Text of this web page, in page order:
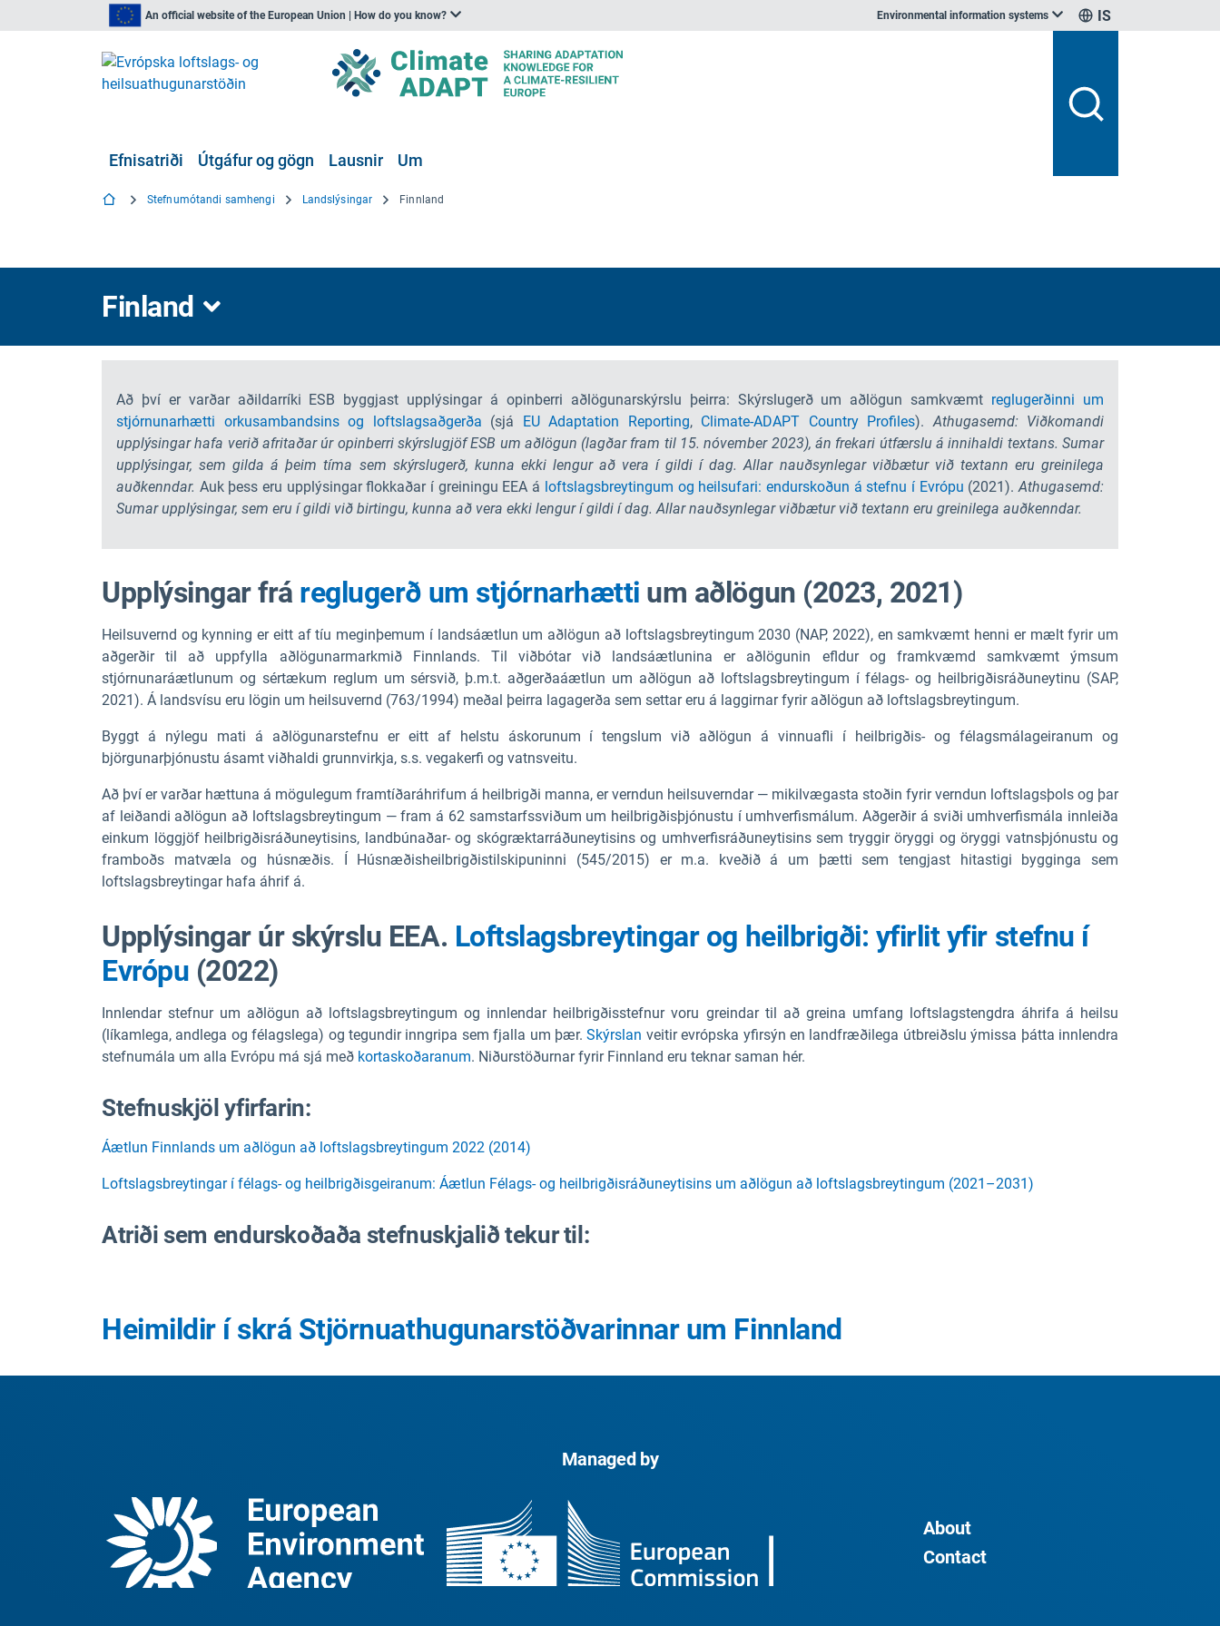
An official website of the European Union | How do you know? Environmental information systems IS
Efnisatriði Útgáfur og gögn Lausnir Um
Stefnumótandi samhengi Landslýsingar Finnland
Finland
Að því er varðar aðildarríki ESB byggjast upplýsingar á opinberri aðlögunarskýrslu þeirra: Skýrslugerð um aðlögun samkvæmt reglugerðinni um
stjórnunarhætti orkusambandsins og loftslagsaðgerða (sjá EU Adaptation Reporting, Climate-ADAPT Country Profiles).Athugasemd: Viðkomandi
upplýsingar hafa verið afritaðar úr opinberri skýrslugjöf ESB um aðlögun (lagðar fram til 15. nóvember 2023), án frekari útfærslu á innihaldi textans. Sumar
upplýsingar, sem gilda á þeim tíma sem skýrslugerð, kunna ekki lengur að vera í gildi í dag. Allar nauðsynlegar viðbætur við textann eru greinilega
auðkenndar. Auk þess eru upplýsingar flokkaðar í greiningu EEA á loftslagsbreytingum og heilsufari: endurskoðun á stefnu í Evrópu (2021).Athugasemd:
Sumar upplýsingar, sem eru í gildi við birtingu, kunna að vera ekki lengur í gildi í dag. Allar nauðsynlegar viðbætur við textann eru greinilega auðkenndar.
Upplýsingar frá reglugerð um stjórnarhætti um aðlögun (2023, 2021)
Heilsuvernd og kynning er eitt af tíu meginþemum í landsáætlun um aðlögun að loftslagsbreytingum 2030 (NAP, 2022), en samkvæmt henni er mælt fyrir um
aðgerðir til að uppfylla aðlögunarmarkmið Finnlands. Til viðbótar við landsáætlunina er aðlögunin efldur og framkvæmd samkvæmt ýmsum
stjórnunaráætlunum og sértækum reglum um sérsvið, þ.m.t. aðgerðaáætlun um aðlögun að loftslagsbreytingum í félags- og heilbrigðisráðuneytinu (SAP,
2021). Á landsvísu eru lögin um heilsuvernd (763/1994) meðal þeirra lagagerða sem settar eru á laggirnar fyrir aðlögun að loftslagsbreytingum.
Byggt á nýlegu mati á aðlögunarstefnu er eitt af helstu áskorunum í tengslum við aðlögun á vinnuafli í heilbrigðis- og félagsmálageiranum og
björgunarþjónustu ásamt viðhaldi grunnvirkja, s.s. vegakerfi og vatnsveitu.
Að því er varðar hættuna á mögulegum framtíðaráhrifum á heilbrigði manna, er verndun heilsuverndar — mikilvægasta stoðin fyrir verndun loftslagsþols og þar
af leiðandi aðlögun að loftslagsbreytingum — fram á 62 samstarfssviðum um heilbrigðisþjónustu í umhverfismálum. Aðgerðir á sviði umhverfismála innleiða
einkum löggjöf heilbrigðisráðuneytisins, landbúnaðar- og skógræktarráðuneytisins og umhverfisráðuneytisins sem tryggir öryggi og öryggi vatnsþjónustu og
framboðs matvæla og húsnæðis. Í Húsnæðisheilbrigðistilskipuninni (545/2015) er m.a. kveðið á um þætti sem tengjast hitastigi bygginga sem
loftslagsbreytingar hafa áhrif á.
Upplýsingar úr skýrslu EEA. Loftslagsbreytingar og heilbrigði: yfirlit yfir stefnu í
Evrópu (2022)
Innlendar stefnur um aðlögun að loftslagsbreytingum og innlendar heilbrigðisstefnur voru greindar til að greina umfang loftslagstengdra áhrifa á heilsu
(líkamlega, andlega og félagslega) og tegundir inngripa sem fjalla um þær.Skýrslan veitir evrópska yfirsýn en landfræðilega útbreiðslu ýmissa þátta innlendra
stefnumála um alla Evrópu má sjá með kortaskoðaranum. Niðurstöðurnar fyrir Finnland eru teknar saman hér.
Stefnuskjöl yfirfarin:
Áætlun Finnlands um aðlögun að loftslagsbreytingum 2022 (2014)
Loftslagsbreytingar í félags- og heilbrigðisgeiranum: Áætlun Félags- og heilbrigðisráðuneytisins um aðlögun að loftslagsbreytingum (2021–2031)
Atriði sem endurskoðaða stefnuskjalið tekur til:
Heimildir í skrá Stjörnuathugunarstöðvarinnar um Finnland
Managed by
About
Contact